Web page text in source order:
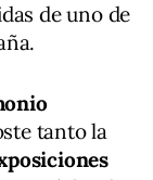
de uno de
tanto la